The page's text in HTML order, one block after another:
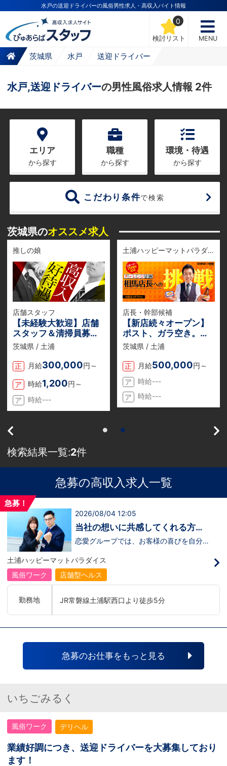
水戸の送迎ドライバーの風俗男性求人・高収入バイト情報
検討リスト
0
MENU
茨城県 水戸 送迎ドライバー
水戸,送迎ドライバーの男性風俗求人情報 2件
エリア
から探す
職種
から探す
環境・待遇
から探す
こだわり条件で検索
茨城県のオススメ求人
推しの娘
店舗スタッフ
【未経験大歓迎】店舗
スタッフ＆清掃員募集
中！
茨城県 / 土浦
正 月給300,000円～
ア 時給1,200円～
ア
時給---
土浦ハッピーマットパラダイス
店長・幹部候補
【新店続々オープン】
ポスト、ガラ空き。選
び放題！一般職で月収
あり。
茨城県 / 土浦
正 月給500,000円～
ア
時給---
ア
時給---
検索結果一覧:2件
急募の高収入求人一覧
急募！
2026/08/04 12:05
当社の想いに共感してくれる方、
大募集！！
恋愛グループでは、お客様の喜びを自分自
います！・接客が好き・お客様が笑顔にな
ると自分も嬉しい・お客様だけでなく、働
く仲間もキャストさんも笑顔になると嬉し
い・喜んで(楽しんで)もらう為にはどうし
方が当グループでは活躍の場を広げていま
す。他にも…・失敗しても諦めない！・と
にかくやる気だけは負けない！・環境を変
をあげたい！など。接客業経験がないから
ジョンの為にこうしたい！こうなりたい！
と強い意志を持ってる方にも平等にチャン
スがある職場になっています。その為、未
経験からの応募も大歓迎です。今働いてる
います。ココは自分にも当てはまる！で十
分なんです。まずは応募して、面接時にあ
なたの想いを聞かせてください。その後、
私たちの想いを説明させていただきます。
その話の中で共感できるか/出来ないかだ
土浦ハッピーマットパラダイス
風俗ワーク
店舗型ヘルス
勤務地 JR常磐線土浦駅西口より徒歩5分
急募のお仕事をもっと見る
いちごみるく
風俗ワーク デリヘル
業績好調につき、送迎ドライバーを大募集しており
ます！